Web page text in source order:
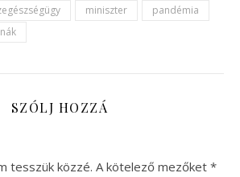
miniszter
pandémia
SZÓLJ HOZZÁ
tesszük közzé. A kötelező mezőket *